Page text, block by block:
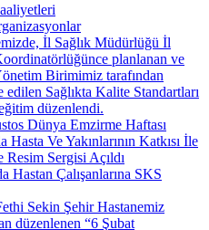
İl Sağlık Müdürlüğü İl
planlanan ve
Birimimiz tarafından
edilen Sağlıkta Kalite Standartları
düzenlendi.
Dünya Emzirme Haftası
Hasta Ve Yakınlarının Katkısı İle
Resim Sergisi Açıldı
Hastan Çalışanlarına SKS
Sekin Şehir Hastanemiz
düzenlenen “6 Şubat